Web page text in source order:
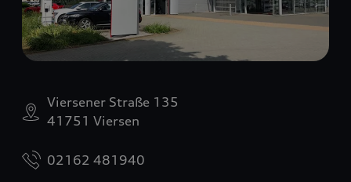
Viersener Straße 135
41751 Viersen
02162 481940